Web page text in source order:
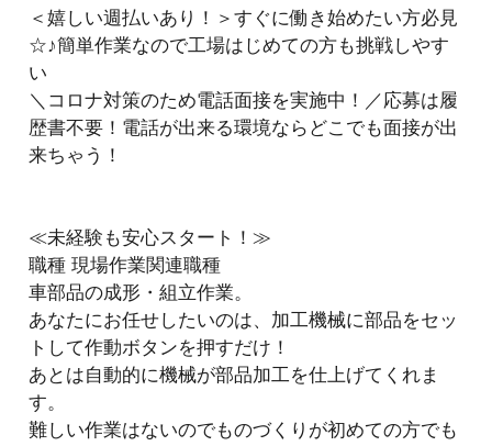
＜嬉しい週払いあり！＞すぐに働き始めたい方必見
☆♪簡単作業なので工場はじめての方も挑戦しやす
い
＼コロナ対策のため電話面接を実施中！／応募は履
歴書不要！電話が出来る環境ならどこでも面接が出
来ちゃう！
≪未経験も安心スタート！≫
職種 現場作業関連職種
車部品の成形・組立作業。
あなたにお任せしたいのは、加工機械に部品をセッ
トして作動ボタンを押すだけ！
あとは自動的に機械が部品加工を仕上げてくれま
す。
難しい作業はないのでものづくりが初めての方でも